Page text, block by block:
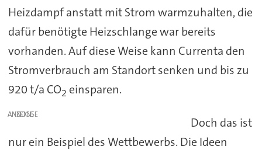
Heizdampf anstatt mit Strom warmzuhalten, die
dafür benötigte Heizschlange war bereits
vorhanden. Auf diese Weise kann Currenta den
Stromverbrauch am Standort senken und bis zu
920 t/a CO2 einsparen.
ANZEIGE
Doch das ist
nur ein Beispiel des Wettbewerbs. Die Ideen